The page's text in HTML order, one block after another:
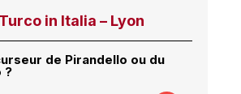
in Italia – Lyon
de Pirandello ou du
?